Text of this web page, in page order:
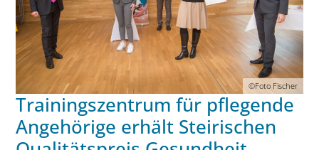
©Foto Fischer
Trainingszentrum für pflegende
Angehörige erhält Steirischen